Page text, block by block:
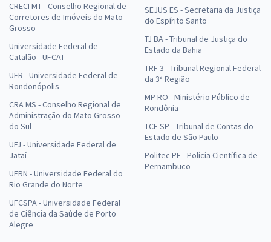
CRECI MT - Conselho Regional de
Corretores de Imóveis do Mato
Grosso
Universidade Federal de
Catalão - UFCAT
UFR - Universidade Federal de
Rondonópolis
CRA MS - Conselho Regional de
Administração do Mato Grosso
do Sul
UFJ - Universidade Federal de
Jataí
UFRN - Universidade Federal do
Rio Grande do Norte
UFCSPA - Universidade Federal
de Ciência da Saúde de Porto
Alegre
SEJUS ES - Secretaria da Justiça
do Espírito Santo
TJ BA - Tribunal de Justiça do
Estado da Bahia
TRF 3 - Tribunal Regional Federal
da 3ª Região
MP RO - Ministério Público de
Rondônia
TCE SP - Tribunal de Contas do
Estado de São Paulo
Politec PE - Polícia Científica de
Pernambuco